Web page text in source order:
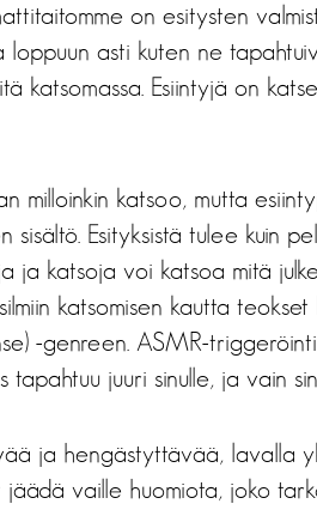
on esitysten
loppuun asti kuten ne
katsomassa. Esiintyjä on
milloinkin katsoo, mutta
Esityksistä tulee kuin
katsoja voi katsoa mitä
katsomisen kautta
-genreen. ASMR-
juuri sinulle, ja vain
ja hengästyttävää, lavalla
vaille huomiota, joko